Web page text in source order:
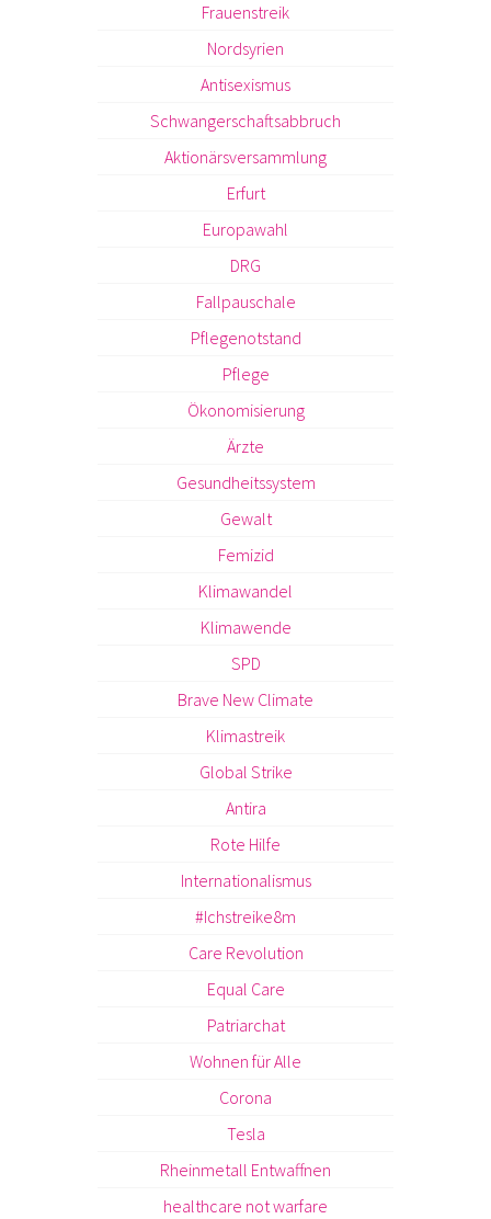
Frauenstreik
Nordsyrien
Antisexismus
Schwangerschaftsabbruch
Aktionärsversammlung
Erfurt
Europawahl
DRG
Fallpauschale
Pflegenotstand
Pflege
Ökonomisierung
Ärzte
Gesundheitssystem
Gewalt
Femizid
Klimawandel
Klimawende
SPD
Brave New Climate
Klimastreik
Global Strike
Antira
Rote Hilfe
Internationalismus
#Ichstreike8m
Care Revolution
Equal Care
Patriarchat
Wohnen für Alle
Corona
Tesla
Rheinmetall Entwaffnen
healthcare not warfare